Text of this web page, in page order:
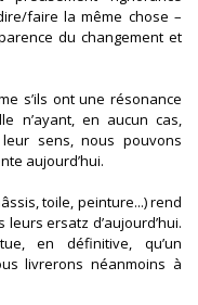
faire la même chose –
du changement et
s’ils ont une résonance
n’ayant, en aucun cas,
sens, nous pouvons
aujourd’hui.
toile, peinture...) rend
ersatz d’aujourd’hui.
en définitive, qu’un
livrerons néanmoins à